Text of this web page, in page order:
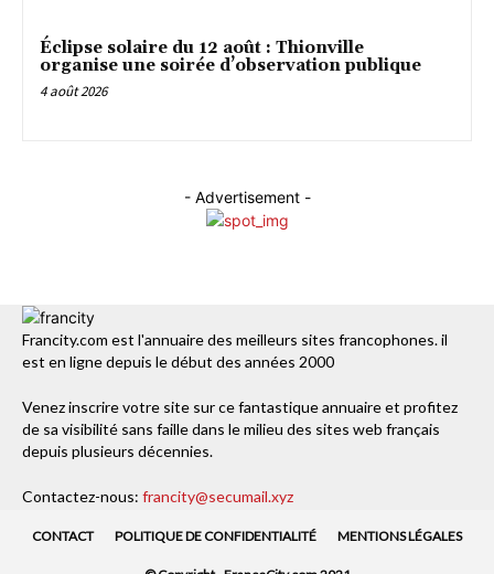
Éclipse solaire du 12 août : Thionville
organise une soirée d’observation publique
4 août 2026
- Advertisement -
Francity.com est l'annuaire des meilleurs sites francophones. il
est en ligne depuis le début des années 2000
Venez inscrire votre site sur ce fantastique annuaire et profitez
de sa visibilité sans faille dans le milieu des sites web français
depuis plusieurs décennies.
Contactez-nous: francity@secumail.xyz
CONTACT POLITIQUE DE CONFIDENTIALITÉ MENTIONS LÉGALES